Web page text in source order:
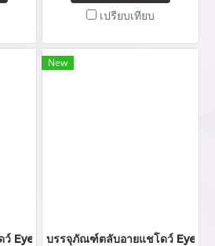
828
เปรียบเทียบ
Eyeshadow package บรรจุภัณฑ์เครื่อง
New
บรรจุภัณฑ์ตลับอายแชโดว์